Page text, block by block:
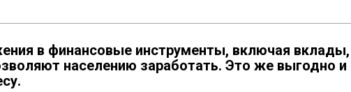
в финансовые инструменты, включая вклады,
населению заработать. Это же выгодно и